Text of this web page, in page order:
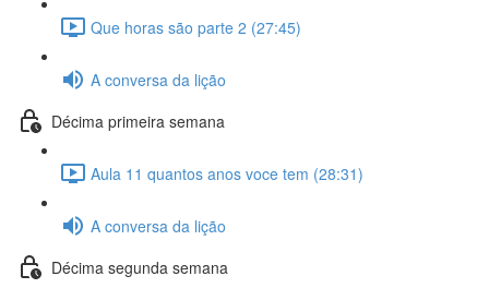
Que horas são parte 2 (27:45)
A conversa da lição
Décima primeira semana
Aula 11 quantos anos voce tem (28:31)
A conversa da lição
Décima segunda semana